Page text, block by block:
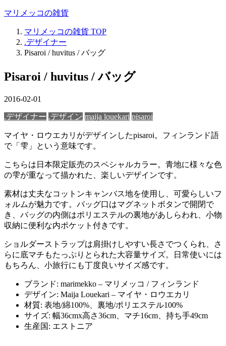
マリメッコの雑貨
マリメッコの雑貨 TOP
.デザイナー
Pisaroi / huvitus / バッグ
Pisaroi / huvitus / バッグ
2016-02-01
.デザイナー .デザイン maija louekari pisaroi
マイヤ・ロウエカリがデザインしたpisaroi。フィンランド語
で「雫」という意味です。
こちらは日本限定販売のスペシャルカラー。青地に様々な色
の雫が重なって描かれた、楽しいデザインです。
素材は丈夫なコットンキャンバス地を使用し、可愛らしいフ
ォルムが魅力です。バッグ口はマグネットボタンで開閉で
き、バッグの内側はポリエステルの裏地があしらわれ、小物
収納に便利な内ポケット付きです。
ショルダーストラップは肩掛けしやすい長さでつくられ、さ
らに底マチもたっぷりとられた大容量サイズ。日常使いには
もちろん、小旅行にも丁度良いサイズ感です。
ブランド: marimekko – マリメッコ / フィンランド
デザイン: Maija Louekari – マイヤ・ロウエカリ
材質: 表地/綿100%、裏地/ポリエステル100%
サイズ: 幅36cmx高さ36cm、マチ16cm、持ち手49cm
生産国: エストニア